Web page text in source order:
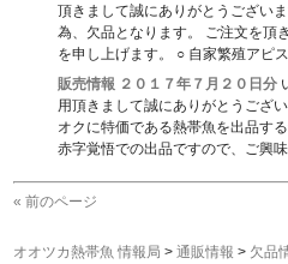
頂きまして誠にありがとうござい
為、欠品となります。 ご注文を頂
を申し上げます。 ○ 自家繁殖アピ
販売情報 ２０１７年７月２０日分
用頂きまして誠にありがとうござ
オクに特価である熱帯魚を出品す
赤字覚悟での出品ですので、ご興
« 前のページ
オオツカ熱帯魚 情報局 >通販情報 > 欠品